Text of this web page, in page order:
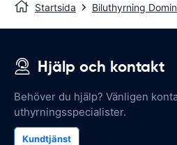
Startsida Biluthyrning
Hjälp och kontakt
Behöver du hjälp? Vänligen
uthyrningsspecialister.
Kundtjänst